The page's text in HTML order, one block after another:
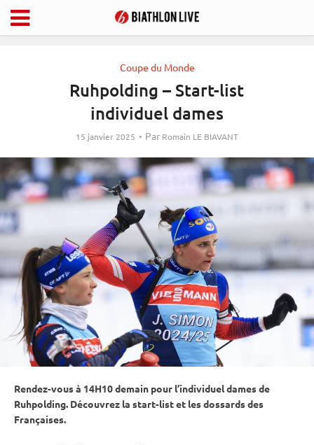
Coupe du Monde
Ruhpolding – Start-list
individuel dames
15 janvier 2025 Par Romain LE BIAVANT
Rendez-vous à 14H10 demain pour l’individueldames de
Ruhpolding. Découvrez la start-list et les dossards des
Françaises.